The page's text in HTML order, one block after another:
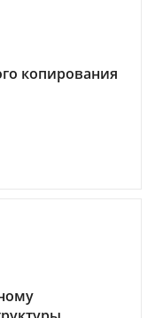
копирования